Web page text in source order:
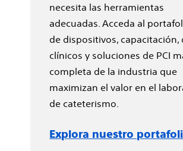
necesita las herramientas
adecuadas. Acceda al
de dispositivos, capacitación,
clínicos y soluciones de PCI
completa de la industria que
maximizan el valor en el
de cateterismo.
Explora nuestro